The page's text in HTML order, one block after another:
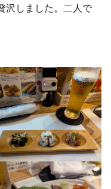
沢しました。二人で